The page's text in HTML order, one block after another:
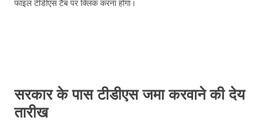
फाइल टीडीएस टैब पर क्लिक करना होगा।
सरकार के पास टीडीएस जमा करवाने की देय
तारीख